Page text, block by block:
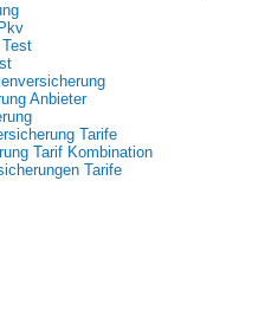
Anbieter
Tarife
Tarif Kombination
Tarife